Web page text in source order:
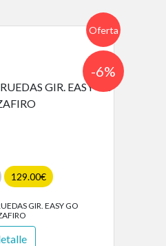
Oferta
129.00€
-6%
GIR. EASY GO